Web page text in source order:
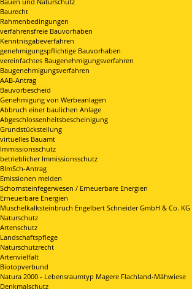
Baurecht
Rahmenbedingungen
verfahrensfreie Bauvorhaben
Kenntnisgabeverfahren
genehmigungspflichtige Bauvorhaben
vereinfachtes Baugenehmigungsverfahren
Baugenehmigungsverfahren
AAB-Antrag
Bauvorbescheid
Genehmigung von Werbeanlagen
Abbruch einer baulichen Anlage
Abgeschlossenheitsbescheinigung
Grundstücksteilung
virtuelles Bauamt
Immissionsschutz
betrieblicher Immissionsschutz
BImSch-Antrag
Emissionen melden
Schornsteinfegerwesen / Erneuerbare Energien
Erneuerbare Energien
Muschelkalksteinbruch Engelbert Schneider GmbH & Co. KG
Naturschutz
Artenschutz
Landschaftspflege
Naturschutzrecht
Artenvielfalt
Biotopverbund
Natura 2000 - Lebensraumtyp Magere Flachland-Mähwiese
Denkmalschutz